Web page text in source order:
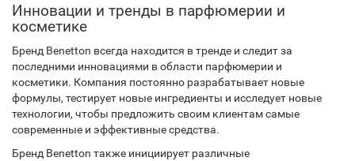
Инновации и тренды в парфюмерии и
косметике
Бренд Benetton всегда находится в тренде и следит за
последними инновациями в области парфюмерии и
косметики. Компания постоянно разрабатывает новые
формулы, тестирует новые ингредиенты и исследует новые
технологии, чтобы предложить своим клиентам самые
современные и эффективные средства.
Бренд Benetton также инициирует различные